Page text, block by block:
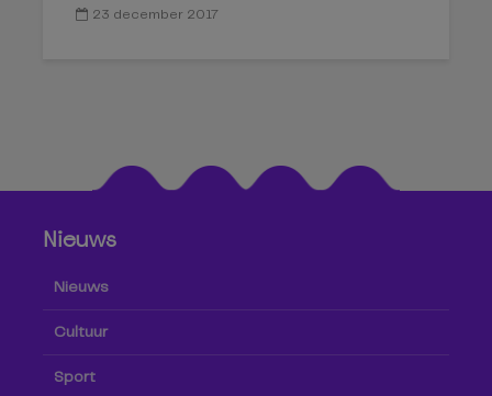
23 december 2017
Nieuws
Nieuws
Cultuur
Sport